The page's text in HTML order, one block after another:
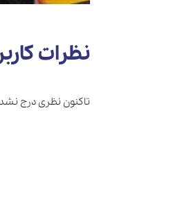
نظرات
تاکنون نظری درج